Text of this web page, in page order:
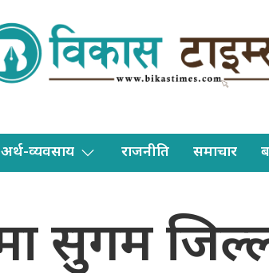
अर्थ-व्यवसाय राजनीति समाचार
सुगम